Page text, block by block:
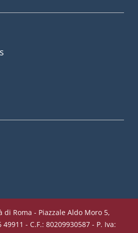
Roma - Piazzale Aldo Moro 5,
- C.F.: 80209930587 - P. Iva: